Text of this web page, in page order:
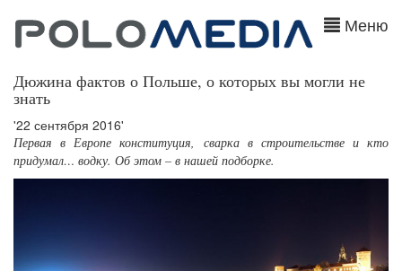
Меню
Дюжина фактов о Польше, о которых вы могли не
знать
'22 сентября 2016'
Первая в Европе конституция, сварка в строительстве и кто
придумал… водку. Об этом – в нашей подборке.